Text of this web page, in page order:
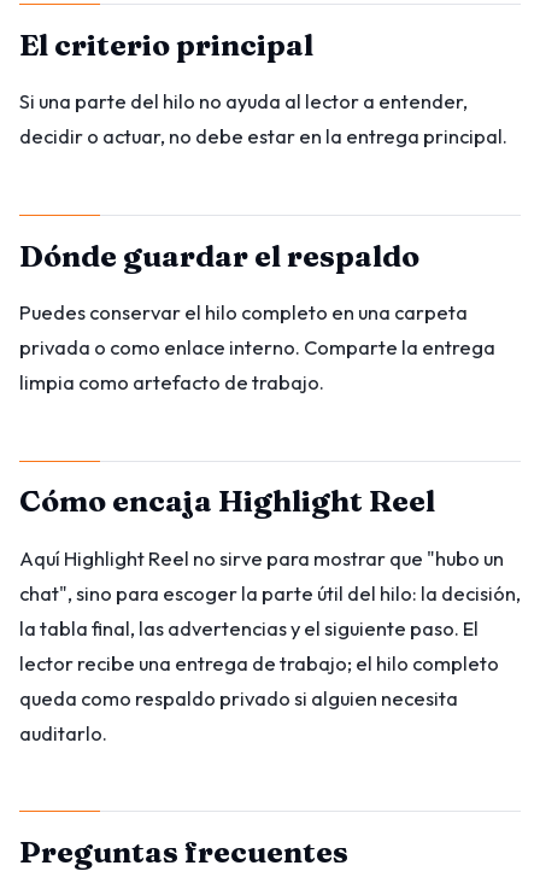
El criterio principal
Si una parte del hilo no ayuda al lector a entender,
decidir o actuar, no debe estar en la entrega principal.
Dónde guardar el respaldo
Puedes conservar el hilo completo en una carpeta
privada o como enlace interno. Comparte la entrega
limpia como artefacto de trabajo.
Cómo encaja Highlight Reel
Aquí Highlight Reel no sirve para mostrar que "hubo un
chat", sino para escoger la parte útil del hilo: la decisión,
la tabla final, las advertencias y el siguiente paso. El
lector recibe una entrega de trabajo; el hilo completo
queda como respaldo privado si alguien necesita
auditarlo.
Preguntas frecuentes